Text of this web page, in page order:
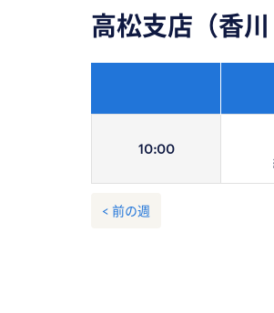
高松支店（香川
10:00
< 前の週